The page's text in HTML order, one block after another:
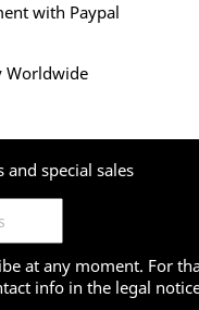
with Paypal
Worldwide
and special sales
at any moment. For
info in the legal